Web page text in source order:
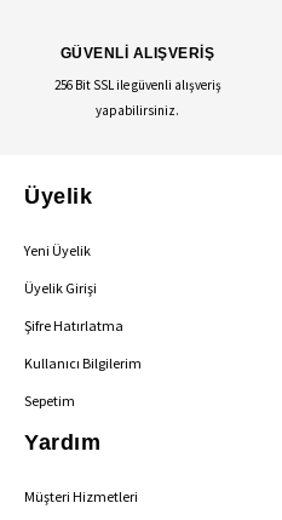
GÜVENLİ ALIŞVERİŞ
256 Bit SSL ile güvenli alışveriş
yapabilirsiniz.
Üyelik
Yeni Üyelik
Üyelik Girişi
Şifre Hatırlatma
Kullanıcı Bilgilerim
Sepetim
Yardım
Müşteri Hizmetleri